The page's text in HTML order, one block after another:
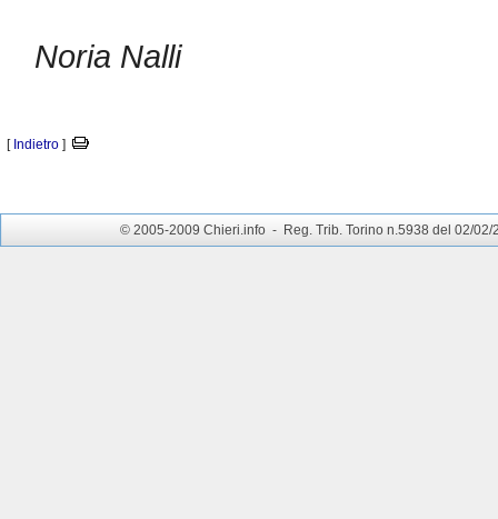
Noria Nalli
[ Indietro ]
© 2005-2009 Chieri.info - Reg. Trib. Torino n.5938 del 02/02/